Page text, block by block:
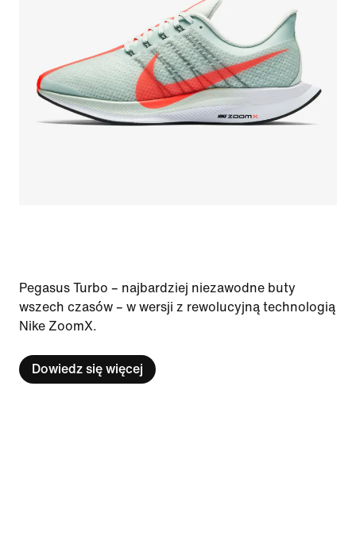
Pegasus Turbo – najbardziej niezawodne buty
wszech czasów – w wersji z rewolucyjną technologią
Nike ZoomX.
Dowiedz się więcej